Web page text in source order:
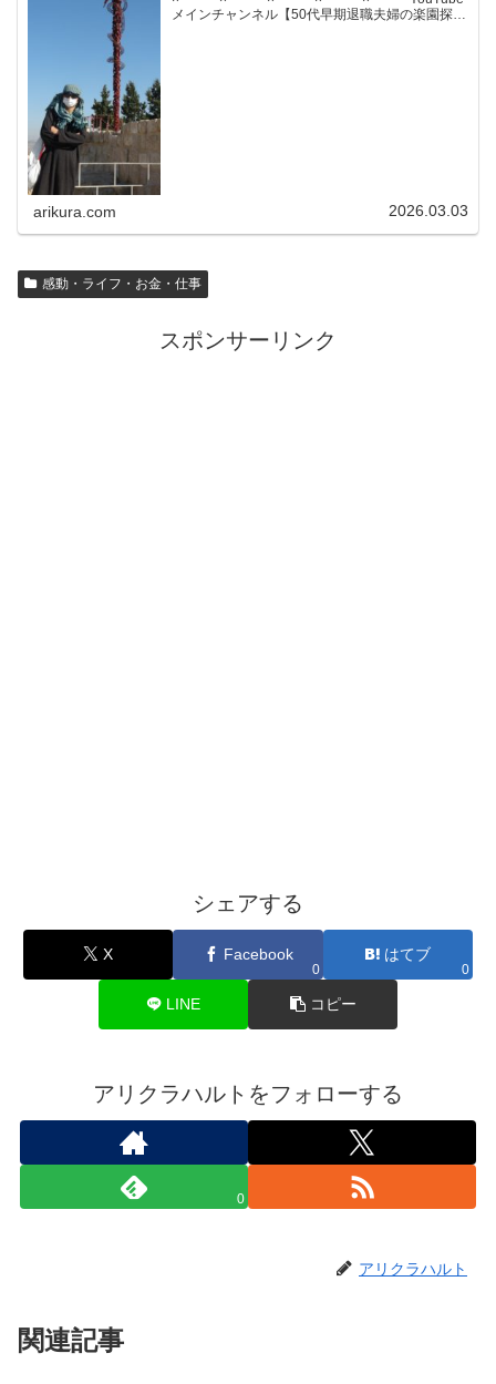
メインチャンネル【50代早期退職夫婦の楽園探求
arikura.com 2026.03.03
感動・ライフ・お金・仕事
スポンサーリンク
シェアする
X Facebook
0
はてブ
0
LINE コピー
アリクラハルトをフォローする
0
アリクラハルト
関連記事